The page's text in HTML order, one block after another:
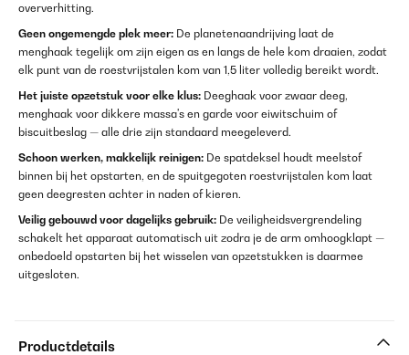
oververhitting.
Geen ongemengde plek meer: De planetenaandrijving laat de
menghaak tegelijk om zijn eigen as en langs de hele kom draaien, zodat
elk punt van de roestvrijstalen kom van 1,5 liter volledig bereikt wordt.
Het juiste opzetstuk voor elke klus: Deeghaak voor zwaar deeg,
menghaak voor dikkere massa's en garde voor eiwitschuim of
biscuitbeslag — alle drie zijn standaard meegeleverd.
Schoon werken, makkelijk reinigen: De spatdeksel houdt meelstof
binnen bij het opstarten, en de spuitgegoten roestvrijstalen kom laat
geen deegresten achter in naden of kieren.
Veilig gebouwd voor dagelijks gebruik: De veiligheidsvergrendeling
schakelt het apparaat automatisch uit zodra je de arm omhoogklapt —
onbedoeld opstarten bij het wisselen van opzetstukken is daarmee
uitgesloten.
Productdetails